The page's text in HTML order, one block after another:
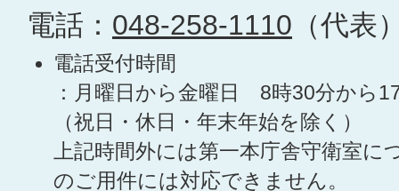
電話： 048-258-1110 （代表
電話受付時間
：月曜日から金曜日 8時30分から
（祝日・休日・年末年始を除く）
上記時間外には第一本庁舎守衛室に
のご用件には対応できません。